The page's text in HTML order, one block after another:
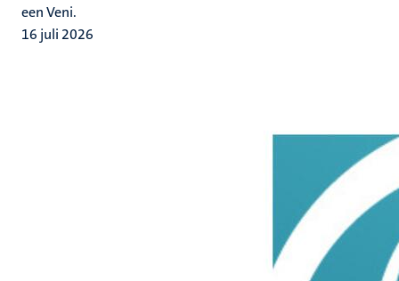
een Veni.
16 juli 2026